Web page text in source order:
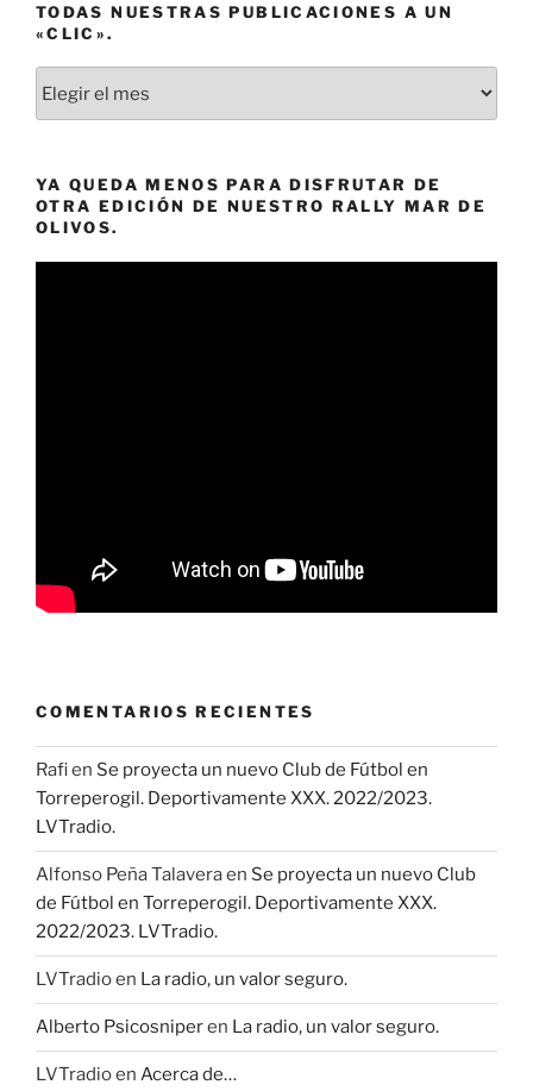
TODAS NUESTRAS PUBLICACIONES A UN
«CLIC».
nuestras
un
«clic».
YA QUEDA MENOS PARA DISFRUTAR DE
OTRA EDICIÓN DE NUESTRO RALLY MAR DE
OLIVOS.
COMENTARIOS RECIENTES
Rafien Se proyecta un nuevo Club de Fútbol en
Torreperogil. Deportivamente XXX. 2022/2023.
LVTradio.
Alfonso Peña Talaveraen Se proyecta un nuevo Club
de Fútbol en Torreperogil. Deportivamente XXX.
2022/2023. LVTradio.
LVTradioen La radio, un valor seguro.
Alberto Psicosniperen La radio, un valor seguro.
LVTradioen Acerca de…